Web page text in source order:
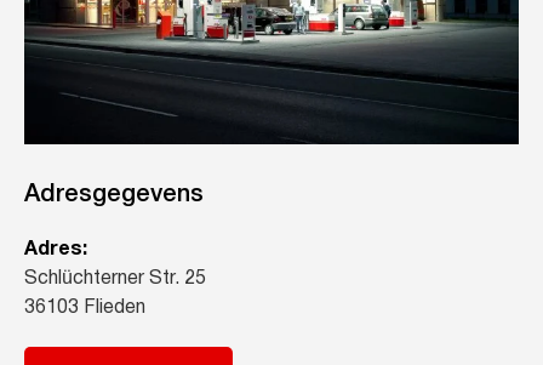
Adresgegevens
Adres:
Schlüchterner Str. 25
36103 Flieden